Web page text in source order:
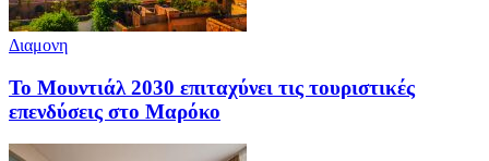
Διαμονη
Το Μουντιάλ 2030 επιταχύνει τις τουριστικές
επενδύσεις στο Μαρόκο